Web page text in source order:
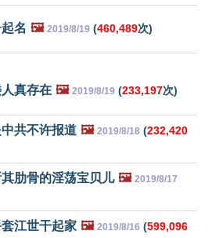
名 🖼️ 2019/8/19 (460,489次)
真存在 🖼️ 2019/8/19 (233,197次)
共不许报道 🖼️ 2019/8/18 (232,420
肋骨的淫荡宝贝儿 🖼️ 2019/8/17
江世干起家 🖼️ 2019/8/16 (599,096